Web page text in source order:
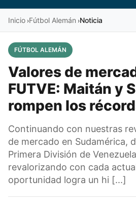
Inicio ›Fútbol Alemán ›Noticia
FÚTBOL ALEMÁN
Valores de
FUTVE: Maitán y
rompen los
Continuando con nuestras
de mercado en Sudamérica,
Primera División de
revalorizando con cada
oportunidad logra un hi [...]